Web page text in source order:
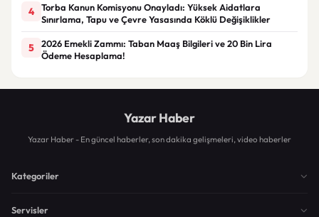
4
Torba Kanun Komisyonu Onayladı: Yüksek Aidatlara
Sınırlama, Tapu ve Çevre Yasasında Köklü Değişiklikler
5
2026 Emekli Zammı: Taban Maaş Bilgileri ve 20 Bin Lira
Ödeme Hesaplama!
Yazar Haber
Yazar Haber - En güncel haberler, son dakika gelişmeleri, video haberler
Kategoriler
Servisler